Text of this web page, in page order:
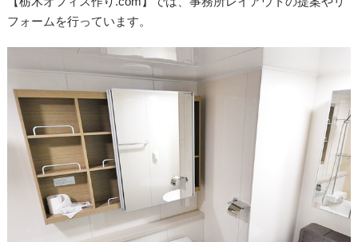
フォームを行っています。